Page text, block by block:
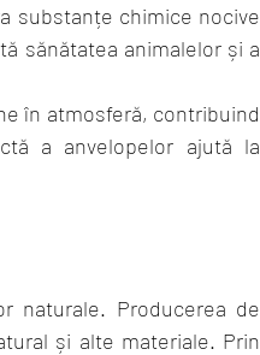
substanțe chimice nocive
sănătatea animalelor și a
în atmosferă, contribuind
a anvelopelor ajută la
naturale. Producerea de
și alte materiale. Prin